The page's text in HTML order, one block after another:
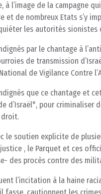
à l’image de la campagne
et de nombreux Etats s’y
les autorités
par le chantage à
de transmission
National de Vigilance Contre
que ce chantage et
d’Israël*, pour
droit.
le soutien explicite de
, le Parquet et ces
des procès contre des
l’incitation à la haine